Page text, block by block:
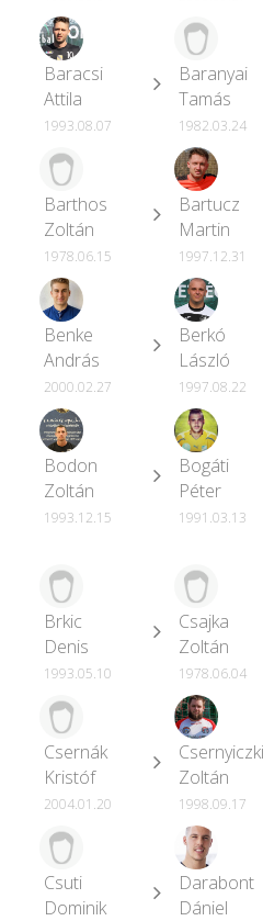
Baracsi
Attila
1993.08.07
Baranyai
Tamás
1982.03.24
Barthos
Zoltán
1978.06.15
Bartucz
Martin
1997.12.31
Benke
András
2000.02.27
Berkó
László
1997.08.22
Bodon
Zoltán
1993.12.15
Bogáti
Péter
1991.03.13
Brkic
Denis
1993.05.10
Csajka
Zoltán
1978.06.04
Csernák
Kristóf
2004.01.20
Csernyiczki
Zoltán
1998.09.17
Csuti
Dominik
Darabont
Dániel